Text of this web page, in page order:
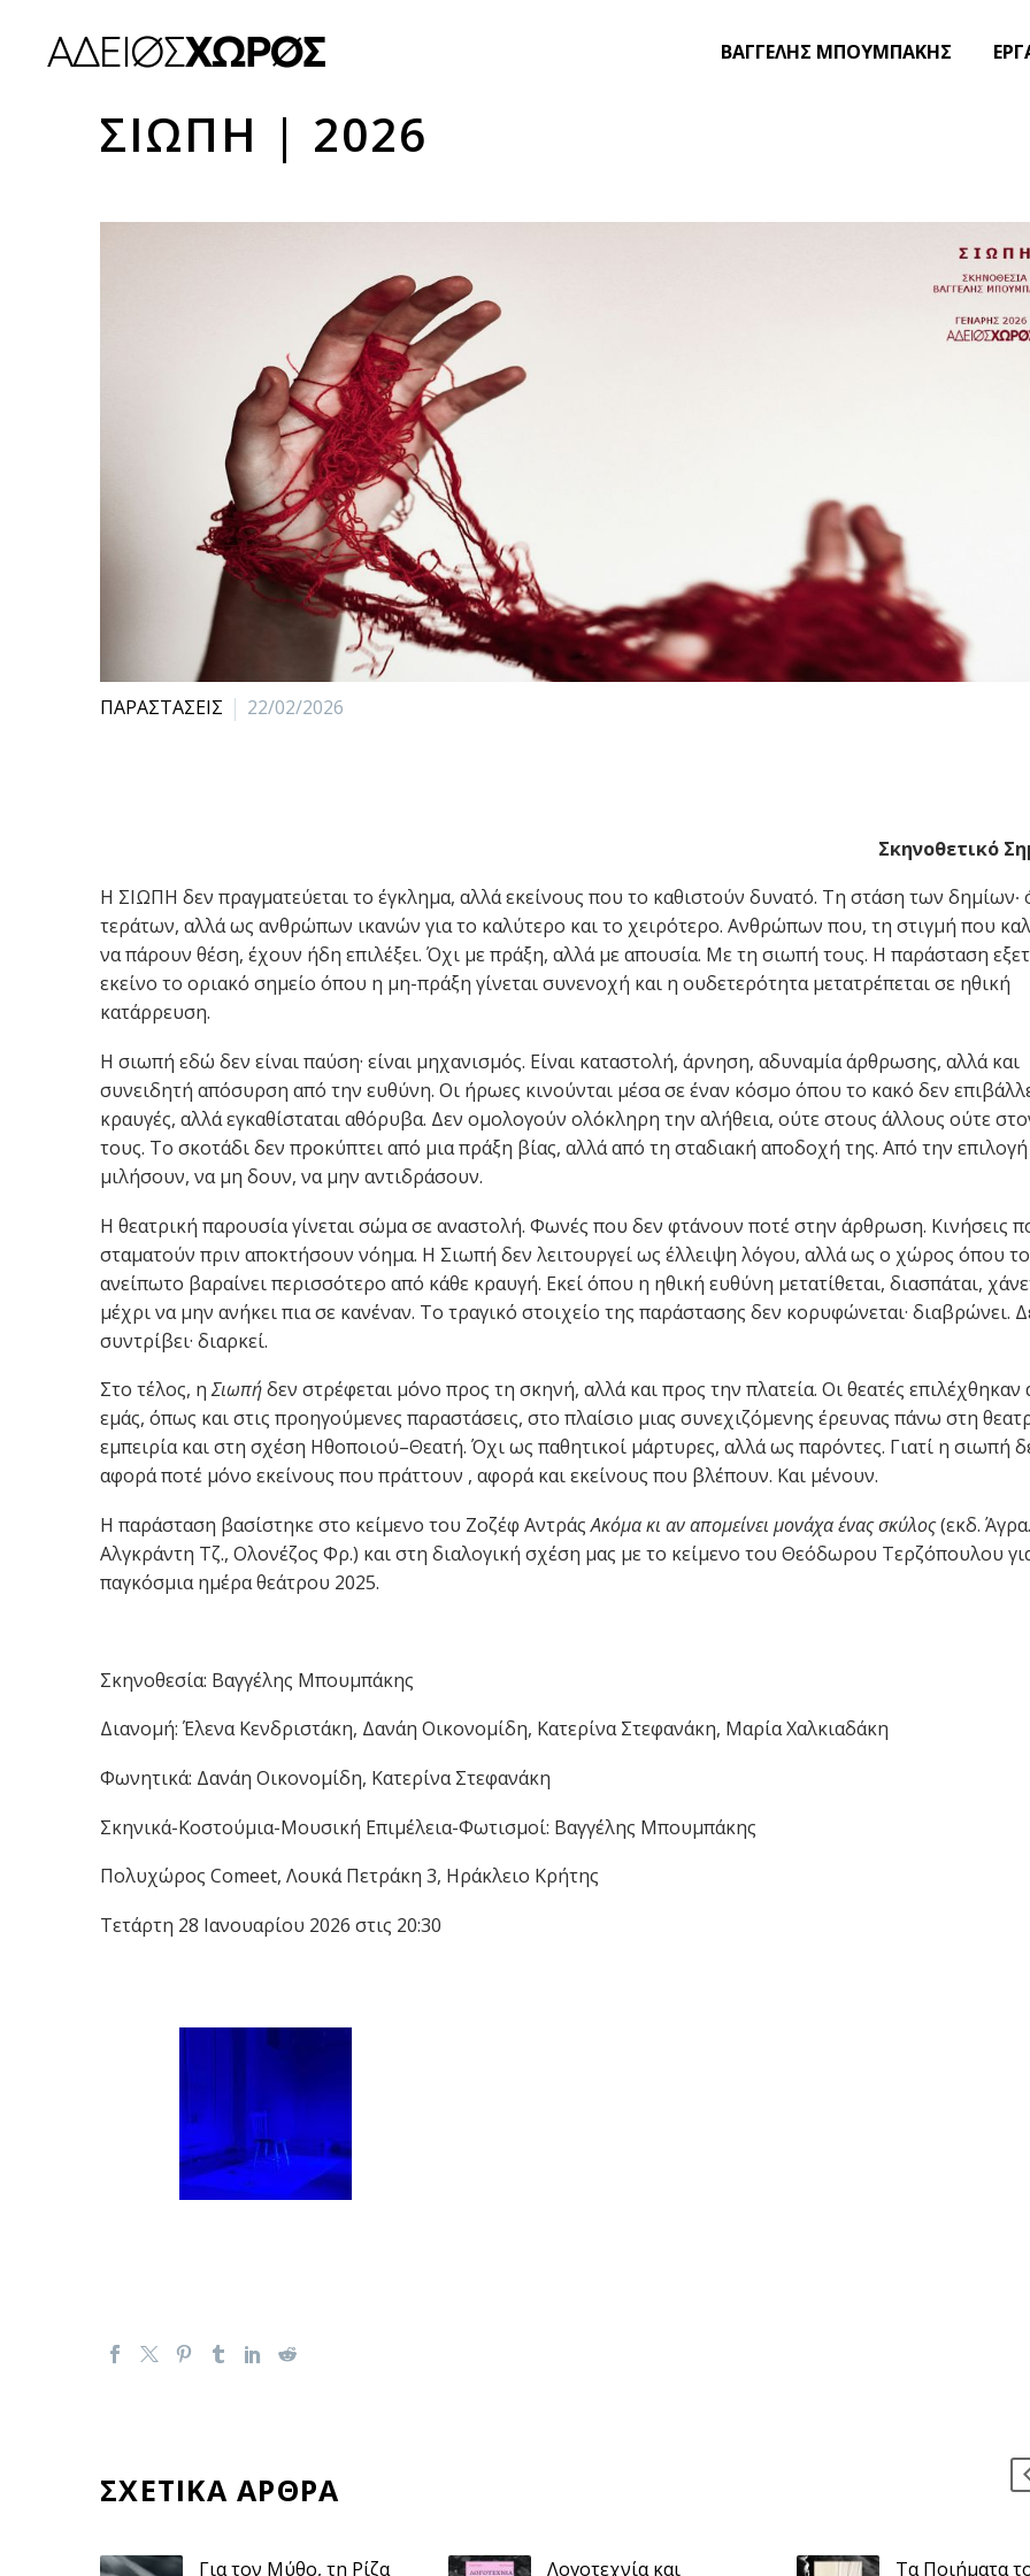
BΑΓΓΕΛΗΣ ΜΠΟΥΜΠΑΚΗΣ
ΣΙΩΠΗ | 2026
ΠΑΡΑΣΤΑΣΕΙΣ 22/02/2026
Σκηνοθετικό
Η ΣΙΩΠΗ δεν πραγματεύεται το έγκλημα, αλλά εκείνους που το καθιστούν δυνατό. Τη στάση των δημίων∙
τεράτων, αλλά ως ανθρώπων ικανών για το καλύτερο και το χειρότερο. Ανθρώπων που, τη στιγμή που
να πάρουν θέση, έχουν ήδη επιλέξει. Όχι με πράξη, αλλά με απουσία. Με τη σιωπή τους. Η παράσταση
εκείνο το οριακό σημείο όπου η μη-πράξη γίνεται συνενοχή και η ουδετερότητα μετατρέπεται σε ηθική
κατάρρευση.
Η σιωπή εδώ δεν είναι παύση· είναι μηχανισμός. Είναι καταστολή, άρνηση, αδυναμία άρθρωσης, αλλά και
συνειδητή απόσυρση από την ευθύνη. Οι ήρωες κινούνται μέσα σε έναν κόσμο όπου το κακό δεν
κραυγές, αλλά εγκαθίσταται αθόρυβα. Δεν ομολογούν ολόκληρη την αλήθεια, ούτε στους άλλους ούτε
τους. Το σκοτάδι δεν προκύπτει από μια πράξη βίας, αλλά από τη σταδιακή αποδοχή της. Από την
μιλήσουν, να μη δουν, να μην αντιδράσουν.
Η θεατρική παρουσία γίνεται σώμα σε αναστολή. Φωνές που δεν φτάνουν ποτέ στην άρθρωση. Κινήσεις
σταματούν πριν αποκτήσουν νόημα. Η Σιωπή δεν λειτουργεί ως έλλειψη λόγου, αλλά ως ο χώρος όπου το
ανείπωτο βαραίνει περισσότερο από κάθε κραυγή. Εκεί όπου η ηθική ευθύνη μετατίθεται, διασπάται,
μέχρι να μην ανήκει πια σε κανέναν. Το τραγικό στοιχείο της παράστασης δεν κορυφώνεται· διαβρώνει.
συντρίβει· διαρκεί.
Στο τέλος, ηΣιωπήδεν στρέφεται μόνο προς τη σκηνή, αλλά και προς την πλατεία. Οι θεατές επιλέχθηκαν
εμάς, όπως και στις προηγούμενες παραστάσεις, στο πλαίσιο μιας συνεχιζόμενης έρευνας πάνω στη
εμπειρία και στη σχέση Ηθοποιού–Θεατή. Όχι ως παθητικοί μάρτυρες, αλλά ως παρόντες. Γιατί η σιωπή
αφορά ποτέ μόνο εκείνους που πράττουν , αφορά και εκείνους που βλέπουν. Και μένουν.
Η παράσταση βασίστηκε στο κείμενο του Ζοζέφ ΑντράςΑκόμα κι αν απομείνει μονάχα ένας σκύλος(εκδ.
Αλγκράντη Τζ., Ολονέζος Φρ.) και στη διαλογική σχέση μας με το κείμενο του Θεόδωρου Τερζόπουλου
παγκόσμια ημέρα θεάτρου 2025.
Σκηνοθεσία: Βαγγέλης Μπουμπάκης
Διανομή: Έλενα Κενδριστάκη, Δανάη Οικονομίδη, Κατερίνα Στεφανάκη, Μαρία Χαλκιαδάκη
Φωνητικά: Δανάη Οικονομίδη, Κατερίνα Στεφανάκη
Σκηνικά-Κοστούμια-Μουσική Επιμέλεια-Φωτισμοί: Βαγγέλης Μπουμπάκης
Πολυχώρος Comeet, Λουκά Πετράκη 3, Ηράκλειο Κρήτης
Τετάρτη 28 Ιανουαρίου 2026 στις 20:30
ΣΧΕΤΙΚΑ ΑΡΘΡΑ
Για τον Μύθο, τη Ρίζα
Λογοτεχνία και
Τα Ποιήματα